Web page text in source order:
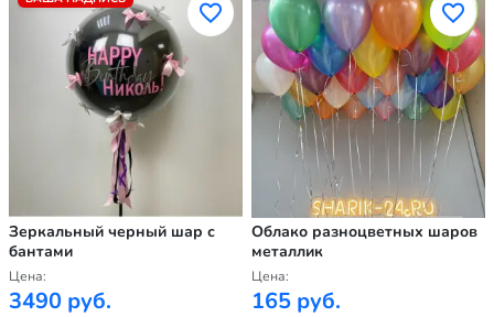
Зеркальный черный шар с
бантами
Цена:
3490 руб.
Облако разноцветных шаров
металлик
Цена:
165 руб.